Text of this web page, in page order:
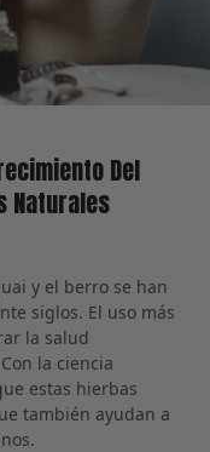
Del
Naturales
y el berro se han
siglos. El uso más
la salud
la ciencia
estas hierbas
también ayudan a